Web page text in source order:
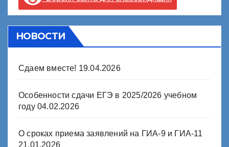
НОВОСТИ
Сдаем вместе! 19.04.2026
Особенности сдачи ЕГЭ в 2025/2026 учебном
году 04.02.2026
О сроках приема заявлений на ГИА-9 и ГИА-11
21.01.2026